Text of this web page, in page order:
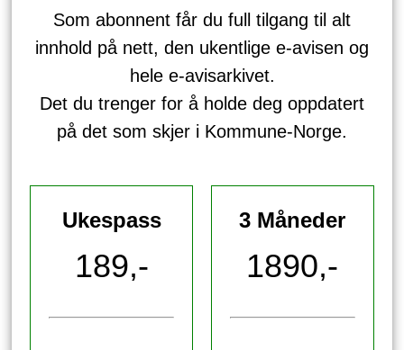
Som abonnent får du full tilgang til alt
innhold på nett, den ukentlige e-avisen og
hele e-avisarkivet.
Det du trenger for å holde deg oppdatert
på det som skjer i Kommune-Norge.
Ukespass
189,-
3 Måneder
1890,-